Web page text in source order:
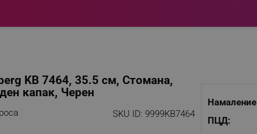
KB 7464, 35.5 см, Стомана,
капак, Черен
SKU ID: 9999KB7464
Намаление
ПЦД: